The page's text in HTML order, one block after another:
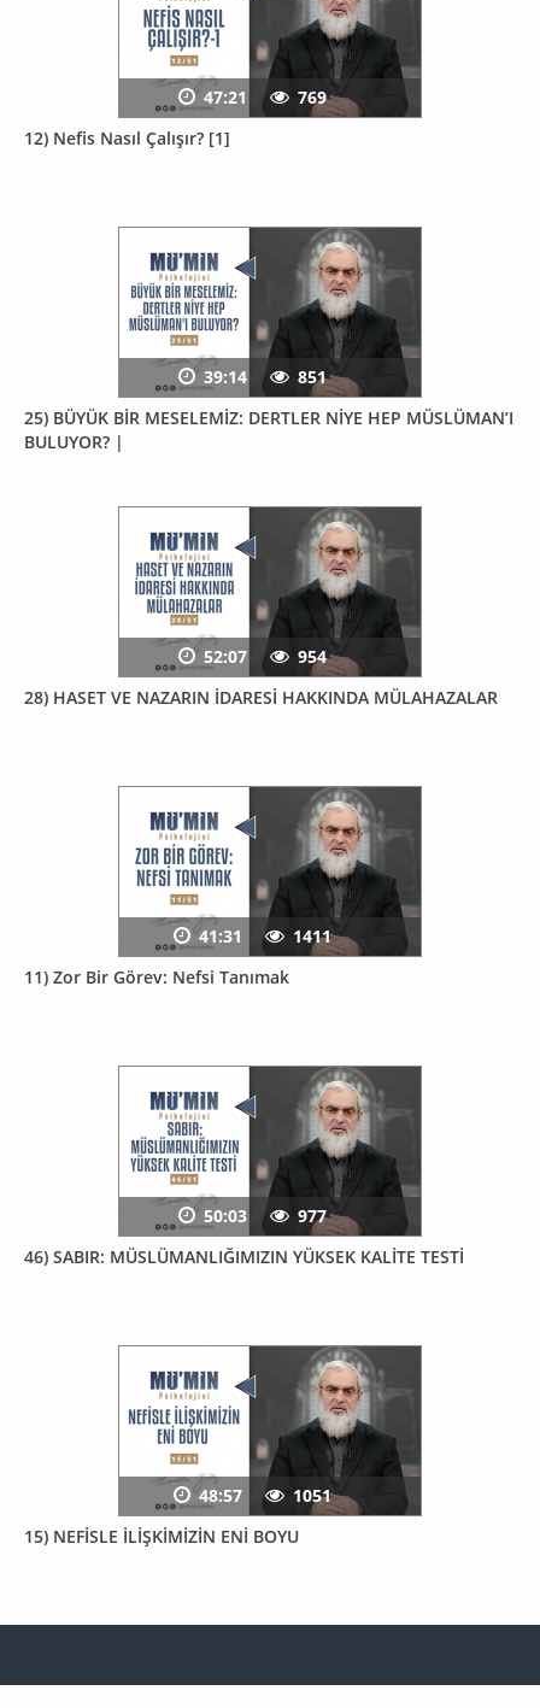
12) Nefis Nasıl Çalışır? [1]
47:21 769
25) BÜYÜK BİR MESELEMİZ: DERTLER NİYE HEP MÜSLÜMAN’I
BULUYOR? |
39:14 851
28) HASET VE NAZARIN İDARESİ HAKKINDA MÜLAHAZALAR
52:07 954
11) Zor Bir Görev: Nefsi Tanımak
41:31 1411
46) SABIR: MÜSLÜMANLIĞIMIZIN YÜKSEK KALİTE TESTİ
50:03 977
15) NEFİSLE İLİŞKİMİZİN ENİ BOYU
48:57 1051